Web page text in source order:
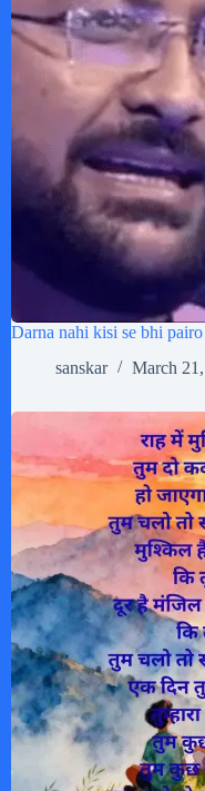
Darna nahi kisi se bhi
sanskar
March